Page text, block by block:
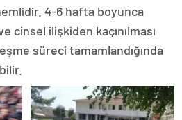
4-6 hafta boyunca
cinsel ilişkiden kaçınılması
süreci tamamlandığında